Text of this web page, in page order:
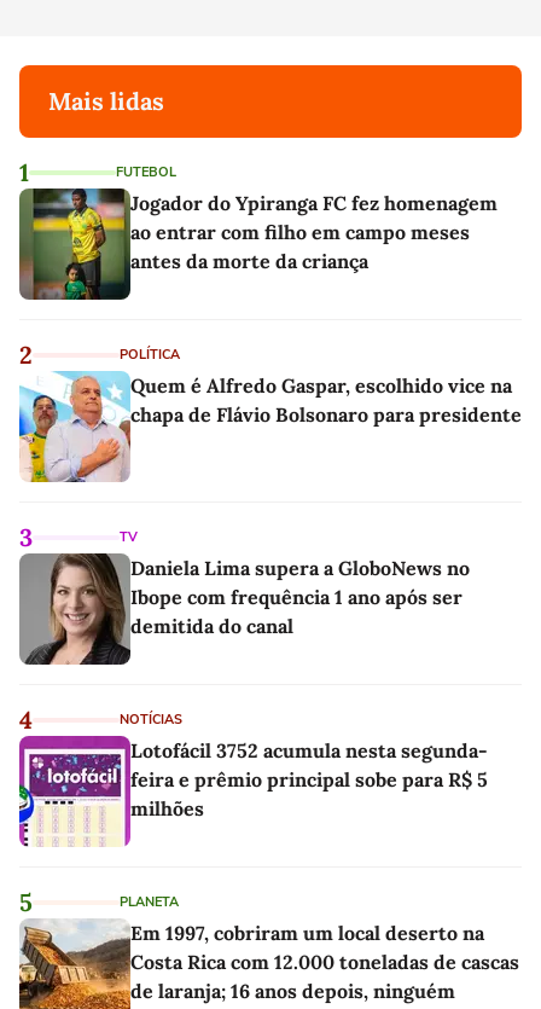
Mais lidas
1 FUTEBOL
Jogador do Ypiranga FC fez homenagem
ao entrar com filho em campo meses
antes da morte da criança
2 POLÍTICA
Quem é Alfredo Gaspar, escolhido vice na
chapa de Flávio Bolsonaro para presidente
3 TV
Daniela Lima supera a GloboNews no
Ibope com frequência 1 ano após ser
demitida do canal
4 NOTÍCIAS
Lotofácil 3752 acumula nesta segunda-
feira e prêmio principal sobe para R$ 5
milhões
5 PLANETA
Em 1997, cobriram um local deserto na
Costa Rica com 12.000 toneladas de cascas
de laranja; 16 anos depois, ninguém